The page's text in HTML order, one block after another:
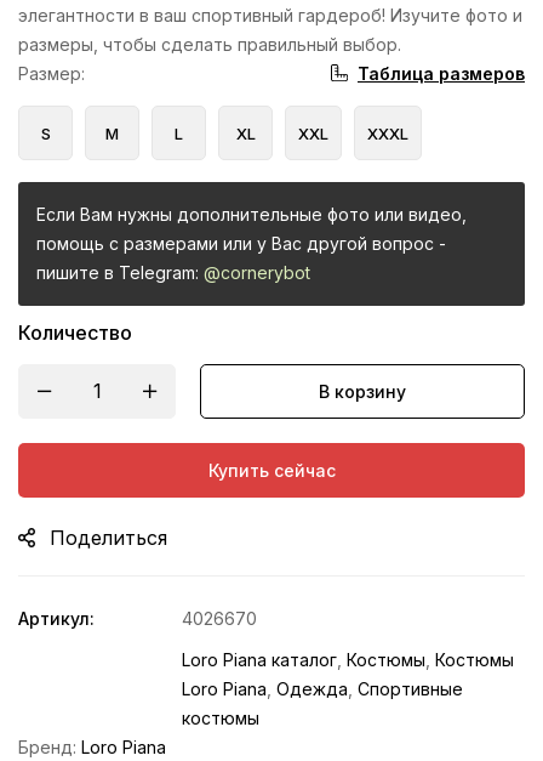
элегантности в ваш спортивный гардероб! Изучите фото и
размеры, чтобы сделать правильный выбор.
Размер: Таблица размеров
S M L XL XXL XXXL
Если Вам нужны дополнительные фото или видео,
помощь с размерами или у Вас другой вопрос -
пишите в Telegram: @cornerybot
Количество
В корзину
Купить сейчас
Поделиться
Артикул:
4026670
Loro Piana каталог Костюмы Костюмы
Loro Piana Одежда Спортивные
костюмы
Бренд: Loro Piana